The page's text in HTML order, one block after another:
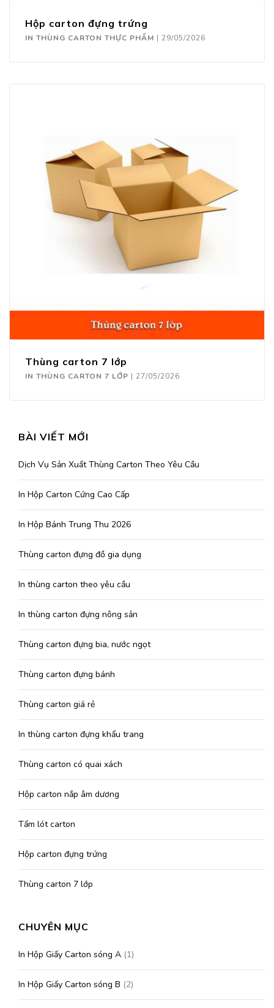
Hộp carton đựng trứng
IN THÙNG CARTON THỰC PHẨM | 29/05/2026
Thùng carton 7 lớp
IN THÙNG CARTON 7 LỚP | 27/05/2026
BÀI VIẾT MỚI
Dịch Vụ Sản Xuất Thùng Carton Theo Yêu Cầu
In Hộp Carton Cứng Cao Cấp
In Hộp Bánh Trung Thu 2026
Thùng carton đựng đồ gia dụng
In thùng carton theo yêu cầu
In thùng carton đựng nông sản
Thùng carton đựng bia, nước ngọt
Thùng carton đựng bánh
Thùng carton giá rẻ
In thùng carton đựng khẩu trang
Thùng carton có quai xách
Hộp carton nắp âm dương
Tấm lót carton
Hộp carton đựng trứng
Thùng carton 7 lớp
CHUYÊN MỤC
In Hộp Giấy Carton sóng A (1)
In Hộp Giấy Carton sóng B (2)